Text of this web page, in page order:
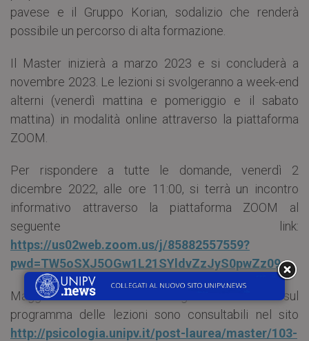
pavese e il Gruppo Korian, sodalizio che renderà
possibile un percorso di alta formazione.
Il Master inizierà a marzo 2023 e si concluderà a
novembre 2023. Le lezioni si svolgeranno a week-end
alterni (venerdì mattina e pomeriggio e il sabato
mattina) in modalità online attraverso la piattaforma
ZOOM.
Per rispondere a tutte le domande, venerdì 2
dicembre 2022, alle ore 11:00, si terrà un incontro
informativo attraverso la piattaforma ZOOM al
seguente link:
https://us02web.zoom.us/j/85882557559?
pwd=TW5oSXJ5OGw1L21SYldvZzJyS0pwZz09
Maggiori informazioni sull’organizzazione e sul
programma delle lezioni sono consultabili nel sito
http://psicologia.unipv.it/post-laurea/master/103-